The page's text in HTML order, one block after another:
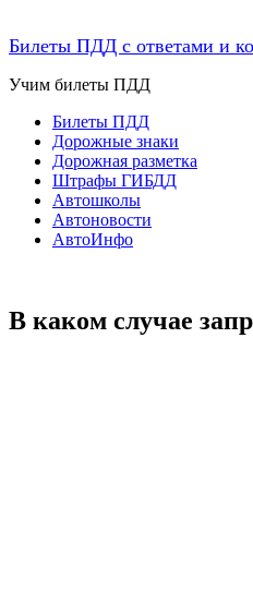
Билеты ПДД с ответами и
Учим билеты ПДД
Билеты ПДД
Дорожные знаки
Дорожная разметка
Штрафы ГИБДД
Автошколы
Автоновости
АвтоИнфо
В каком случае